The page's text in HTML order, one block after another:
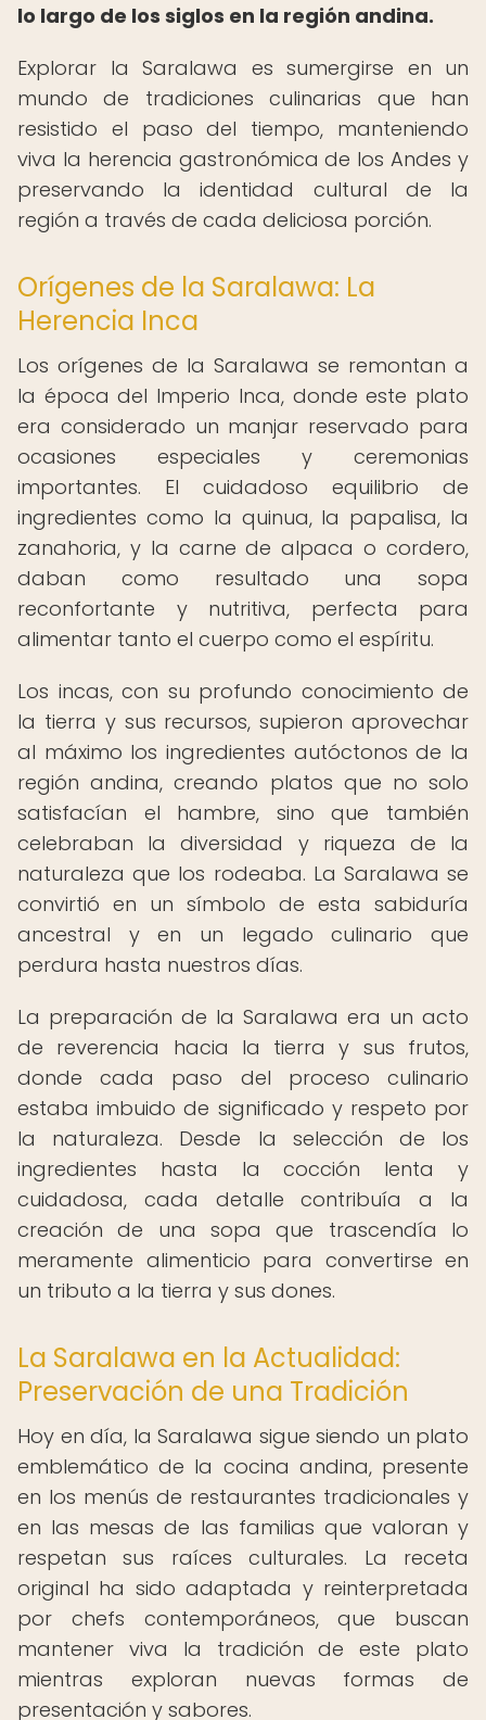
lo largo de los siglos en la región andina.
Explorar la Saralawa es sumergirse en un
mundo de tradiciones culinarias que han
resistido el paso del tiempo, manteniendo
viva la herencia gastronómica de los Andes y
preservando la identidad cultural de la
región a través de cada deliciosa porción.
Orígenes de la Saralawa: La
Herencia Inca
Los orígenes de la Saralawa se remontan a
la época del Imperio Inca, donde este plato
era considerado un manjar reservado para
ocasiones especiales y ceremonias
importantes. El cuidadoso equilibrio de
ingredientes como la quinua, la papalisa, la
zanahoria, y la carne de alpaca o cordero,
daban como resultado una sopa
reconfortante y nutritiva, perfecta para
alimentar tanto el cuerpo como el espíritu.
Los incas, con su profundo conocimiento de
la tierra y sus recursos, supieron aprovechar
al máximo los ingredientes autóctonos de la
región andina, creando platos que no solo
satisfacían el hambre, sino que también
celebraban la diversidad y riqueza de la
naturaleza que los rodeaba. La Saralawa se
convirtió en un símbolo de esta sabiduría
ancestral y en un legado culinario que
perdura hasta nuestros días.
La preparación de la Saralawa era un acto
de reverencia hacia la tierra y sus frutos,
donde cada paso del proceso culinario
estaba imbuido de significado y respeto por
la naturaleza. Desde la selección de los
ingredientes hasta la cocción lenta y
cuidadosa, cada detalle contribuía a la
creación de una sopa que trascendía lo
meramente alimenticio para convertirse en
un tributo a la tierra y sus dones.
La Saralawa en la Actualidad:
Preservación de una Tradición
Hoy en día, la Saralawa sigue siendo un plato
emblemático de la cocina andina, presente
en los menús de restaurantes tradicionales y
en las mesas de las familias que valoran y
respetan sus raíces culturales. La receta
original ha sido adaptada y reinterpretada
por chefs contemporáneos, que buscan
mantener viva la tradición de este plato
mientras exploran nuevas formas de
presentación y sabores.